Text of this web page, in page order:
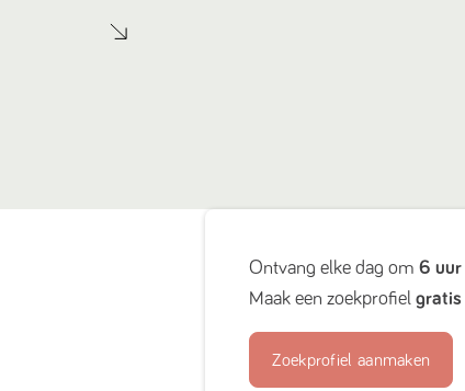
Ontvang elke dag om6 uur
Maak een zoekprofielgratis
Zoekprofiel aanmaken